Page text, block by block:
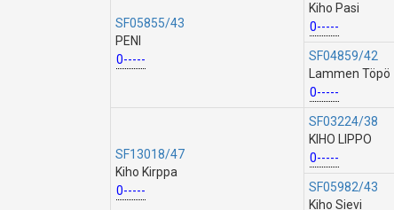
SF05855/43
PENI
0-----
Kiho Pasi
0-----
SF04859/42
Lammen Töpö
0-----
SF13018/47
Kiho Kirppa
0-----
SF03224/38
KIHO LIPPO
0-----
SF05982/43
Kiho Sievi